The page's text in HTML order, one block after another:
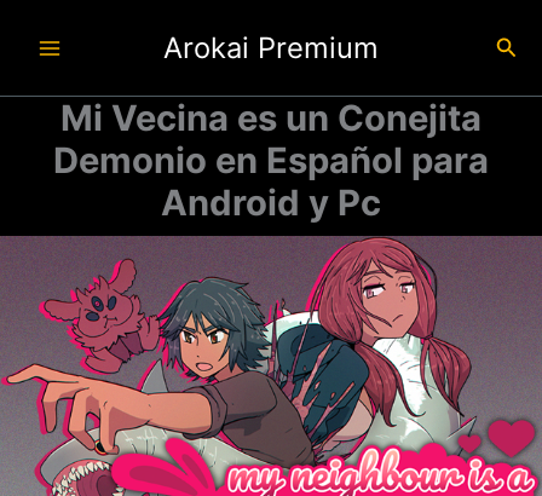
Arokai Premium
Mi Vecina es un Conejita
Demonio en Español para
Android y Pc